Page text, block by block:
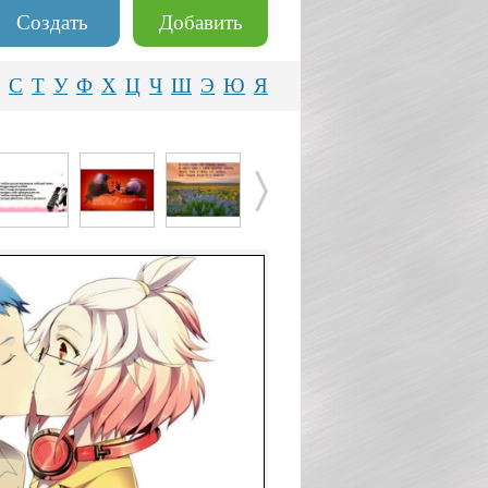
Добавить
Создать
С Т У Ф Х Ц Ч Ш Э Ю Я